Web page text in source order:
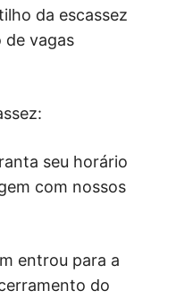
da escassez
de vagas
seu horário
com nossos
entrou para a
do